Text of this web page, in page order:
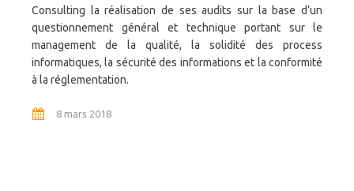
Consulting la réalisation de ses audits sur la base d’un
questionnement général et technique portant sur le
management de la qualité, la solidité des process
informatiques, la sécurité des informations et la conformité
à la réglementation.
8 mars 2018